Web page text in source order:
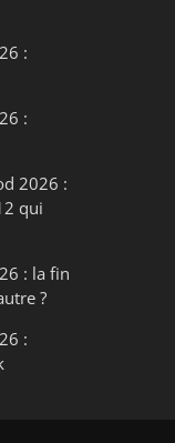
:
:
2026 :
qui
: la fin
?
: